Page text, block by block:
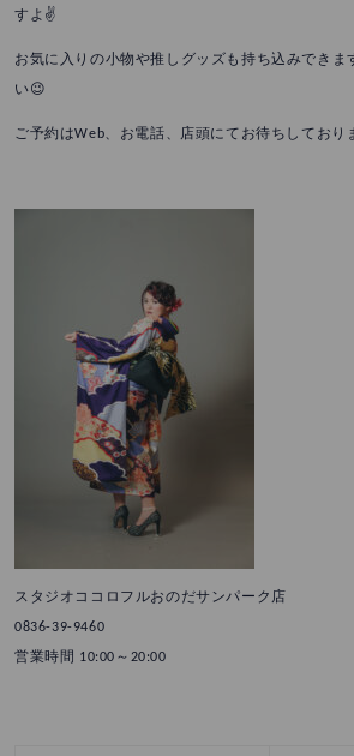
すよ✌️
お気に入りの小物や推しグッズも持ち込みできま
い😉
ご予約はWeb、お電話、店頭にてお待ちしており
スタジオココロフルおのだサンパーク店
0836-39-9460
営業時間 10:00～20:00